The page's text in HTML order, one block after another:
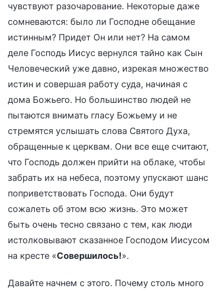
чувствуют разочарование. Некоторые даже
сомневаются: было ли Господне обещание
истинным? Придет Он или нет? На самом
деле Господь Иисус вернулся тайно как Сын
Человеческий уже давно, изрекая множество
истин и совершая работу суда, начиная с
дома Божьего. Но большинство людей не
пытаются внимать гласу Божьему и не
стремятся услышать слова Святого Духа,
обращенные к церквам. Они все еще считают,
что Господь должен прийти на облаке, чтобы
забрать их на небеса, поэтому упускают шанс
поприветствовать Господа. Они будут
сожалеть об этом всю жизнь. Это может
быть очень тесно связано с тем, как люди
истолковывают сказанное Господом Иисусом
на кресте «Совершилось!».
Давайте начнем с этого. Почему столь много